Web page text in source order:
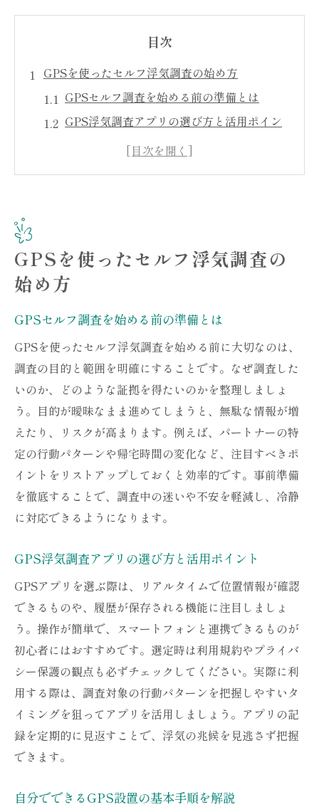
目次
GPSを使ったセルフ浮気調査の始め方
GPSセルフ調査を始める前の準備とは
GPS浮気調査アプリの選び方と活用ポイン
バレないGPS活用法で安心調査を実現
GPS浮気調査で相手にバレない工夫とは
浮気調査GPSのバレやすい使い方と対策
GPSで浮気調査する際のリスク回避術
GPS活用で安心してセルフ調査を進める方
法
GPS浮気調査アプリで気をつけたい操作面
浮気調査におすすめのGPS小型機器とは
GPS小型機器選びの基準と比較ポイント
浮気調査に適した超小型GPSの特徴を解説
リアルタイムGPSとログ型GPSの違いとは
セルフ調査に最適なGPS機器の活用術
GPS機器の設置時にチェックすべき点
自分でできるGPS浮気調査の注意点
GPS浮気調査の違法リスクを理解しよう
プライバシー配慮とGPS利用時の注意点
浮気調査でトラブルを避けるGPSの使い方
GPS調査中にやってはいけないNG行動
GPS浮気調査の際の冷静な対応の重要性
リアルタイムGPSで証拠を集めるコツ
GPSを使ったセルフ浮気調査の
始め方
GPSセルフ調査を始める前の準備とは
GPSを使ったセルフ浮気調査を始める前に大切なのは、
調査の目的と範囲を明確にすることです。なぜ調査した
いのか、どのような証拠を得たいのかを整理しましょ
う。目的が曖昧なまま進めてしまうと、無駄な情報が増
えたり、リスクが高まります。例えば、パートナーの特
定の行動パターンや帰宅時間の変化など、注目すべきポ
イントをリストアップしておくと効率的です。事前準備
を徹底することで、調査中の迷いや不安を軽減し、冷静
に対応できるようになります。
GPS浮気調査アプリの選び方と活用ポイント
GPSアプリを選ぶ際は、リアルタイムで位置情報が確認
できるものや、履歴が保存される機能に注目しましょ
う。操作が簡単で、スマートフォンと連携できるものが
初心者にはおすすめです。選定時は利用規約やプライバ
シー保護の観点も必ずチェックしてください。実際に利
用する際は、調査対象の行動パターンを把握しやすいタ
イミングを狙ってアプリを活用しましょう。アプリの記
録を定期的に見返すことで、浮気の兆候を見逃さず把握
できます。
自分でできるGPS設置の基本手順を解説